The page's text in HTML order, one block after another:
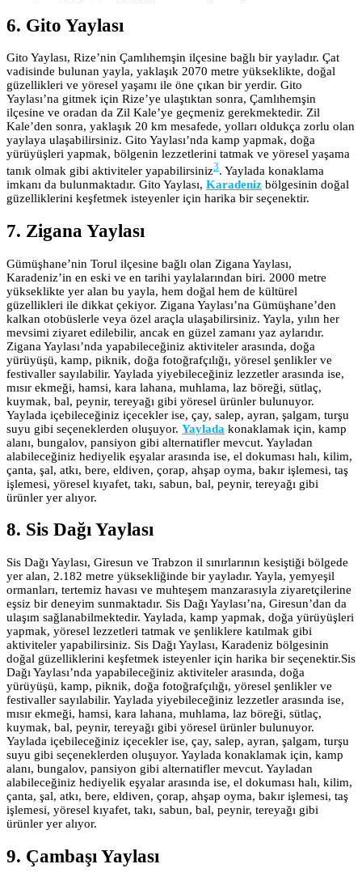
6. Gito Yaylası
Gito Yaylası, Rize’nin Çamlıhemşin ilçesine bağlı bir yayladır. Çat
vadisinde bulunan yayla, yaklaşık 2070 metre yükseklikte, doğal
güzellikleri ve yöresel yaşamı ile öne çıkan bir yerdir. Gito
Yaylası’na gitmek için Rize’ye ulaştıktan sonra, Çamlıhemşin
ilçesine ve oradan da Zil Kale’ye geçmeniz gerekmektedir. Zil
Kale’den sonra, yaklaşık 20 km mesafede, yolları oldukça zorlu olan
yaylaya ulaşabilirsiniz. Gito Yaylası’nda kamp yapmak, doğa
yürüyüşleri yapmak, bölgenin lezzetlerini tatmak ve yöresel yaşama
tanık olmak gibi aktiviteler yapabilirsiniz3. Yaylada konaklama
imkanı da bulunmaktadır. Gito Yaylası, Karadeniz bölgesinin doğal
güzelliklerini keşfetmek isteyenler için harika bir seçenektir.
7. Zigana Yaylası
Gümüşhane’nin Torul ilçesine bağlı olan Zigana Yaylası,
Karadeniz’in en eski ve en tarihi yaylalarından biri. 2000 metre
yükseklikte yer alan bu yayla, hem doğal hem de kültürel
güzellikleri ile dikkat çekiyor. Zigana Yaylası’na Gümüşhane’den
kalkan otobüslerle veya özel araçla ulaşabilirsiniz. Yayla, yılın her
mevsimi ziyaret edilebilir, ancak en güzel zamanı yaz aylarıdır.
Zigana Yaylası’nda yapabileceğiniz aktiviteler arasında, doğa
yürüyüşü, kamp, piknik, doğa fotoğrafçılığı, yöresel şenlikler ve
festivaller sayılabilir. Yaylada yiyebileceğiniz lezzetler arasında ise,
mısır ekmeği, hamsi, kara lahana, muhlama, laz böreği, sütlaç,
kuymak, bal, peynir, tereyağı gibi yöresel ürünler bulunuyor.
Yaylada içebileceğiniz içecekler ise, çay, salep, ayran, şalgam, turşu
suyu gibi seçeneklerden oluşuyor. Yaylada konaklamak için, kamp
alanı, bungalov, pansiyon gibi alternatifler mevcut. Yayladan
alabileceğiniz hediyelik eşyalar arasında ise, el dokuması halı, kilim,
çanta, şal, atkı, bere, eldiven, çorap, ahşap oyma, bakır işlemesi, taş
işlemesi, yöresel kıyafet, takı, sabun, bal, peynir, tereyağı gibi
ürünler yer alıyor.
8. Sis Dağı Yaylası
Sis Dağı Yaylası, Giresun ve Trabzon il sınırlarının kesiştiği bölgede
yer alan, 2.182 metre yüksekliğinde bir yayladır. Yayla, yemyeşil
ormanları, tertemiz havası ve muhteşem manzarasıyla ziyaretçilerine
eşsiz bir deneyim sunmaktadır. Sis Dağı Yaylası’na, Giresun’dan da
ulaşım sağlanabilmektedir. Yaylada, kamp yapmak, doğa yürüyüşleri
yapmak, yöresel lezzetleri tatmak ve şenliklere katılmak gibi
aktiviteler yapabilirsiniz. Sis Dağı Yaylası, Karadeniz bölgesinin
doğal güzelliklerini keşfetmek isteyenler için harika bir seçenektir.Sis
Dağı Yaylası’nda yapabileceğiniz aktiviteler arasında, doğa
yürüyüşü, kamp, piknik, doğa fotoğrafçılığı, yöresel şenlikler ve
festivaller sayılabilir. Yaylada yiyebileceğiniz lezzetler arasında ise,
mısır ekmeği, hamsi, kara lahana, muhlama, laz böreği, sütlaç,
kuymak, bal, peynir, tereyağı gibi yöresel ürünler bulunuyor.
Yaylada içebileceğiniz içecekler ise, çay, salep, ayran, şalgam, turşu
suyu gibi seçeneklerden oluşuyor. Yaylada konaklamak için, kamp
alanı, bungalov, pansiyon gibi alternatifler mevcut. Yayladan
alabileceğiniz hediyelik eşyalar arasında ise, el dokuması halı, kilim,
çanta, şal, atkı, bere, eldiven, çorap, ahşap oyma, bakır işlemesi, taş
işlemesi, yöresel kıyafet, takı, sabun, bal, peynir, tereyağı gibi
ürünler yer alıyor.
9. Çambaşı Yaylası